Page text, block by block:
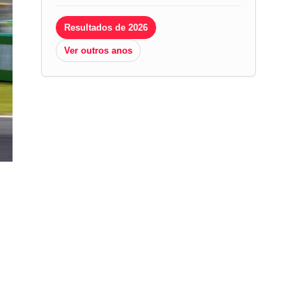
Resultados de 2026
Ver outros anos